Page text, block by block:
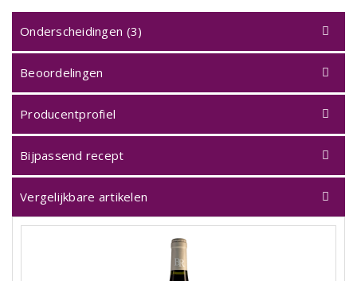
Onderscheidingen (3)
Beoordelingen
Producentprofiel
Bijpassend recept
Vergelijkbare artikelen